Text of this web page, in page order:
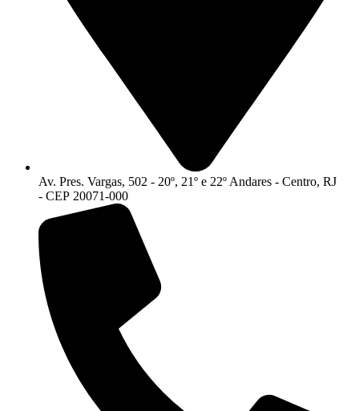
Av. Pres. Vargas, 502 - 20º, 21º e 22º Andares - Centro, RJ
- CEP 20071-000